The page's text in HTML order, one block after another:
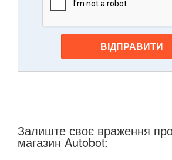
ВІДПРАВИТИ
Залиште своє враження про
магазин Autobot: